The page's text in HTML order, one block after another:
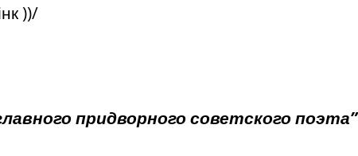
))/
придворного советского поэта”